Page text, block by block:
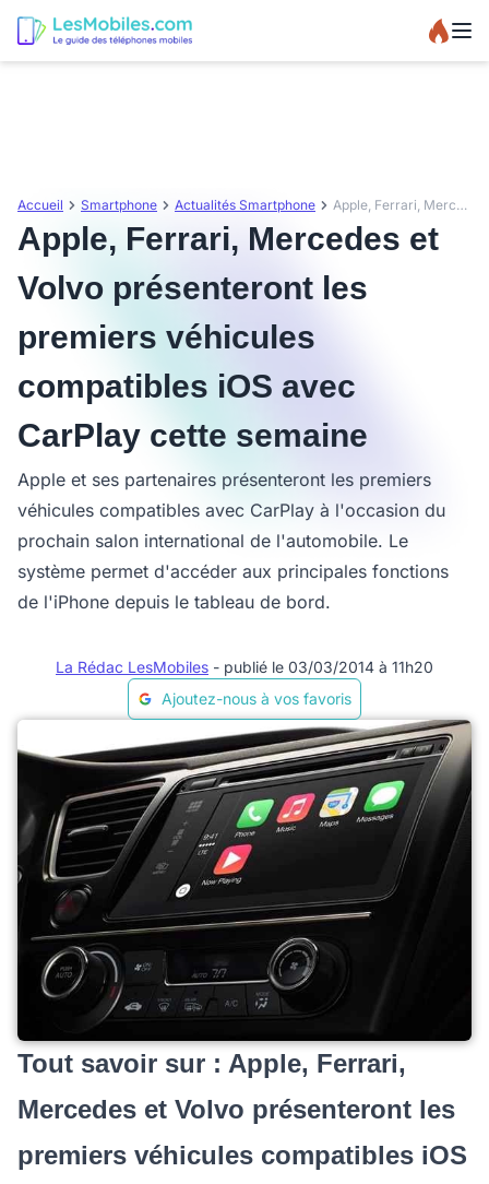
Accueil Smartphone Actualités Smartphone Apple, Ferrari, Mercedes et Volvo présenteront les premiers véhicules compatibles iOS avec CarPlay cette semaine
Apple, Ferrari, Mercedes et
Volvo présenteront les
premiers véhicules
compatibles iOS avec
CarPlay cette semaine
Apple et ses partenaires présenteront les premiers
véhicules compatibles avec CarPlay à l'occasion du
prochain salon international de l'automobile. Le
système permet d'accéder aux principales fonctions
de l'iPhone depuis le tableau de bord.
La Rédac LesMobiles - publié le 03/03/2014 à 11h20
Ajoutez-nous à vos favoris
Tout savoir sur : Apple, Ferrari,
Mercedes et Volvo présenteront les
premiers véhicules compatibles iOS